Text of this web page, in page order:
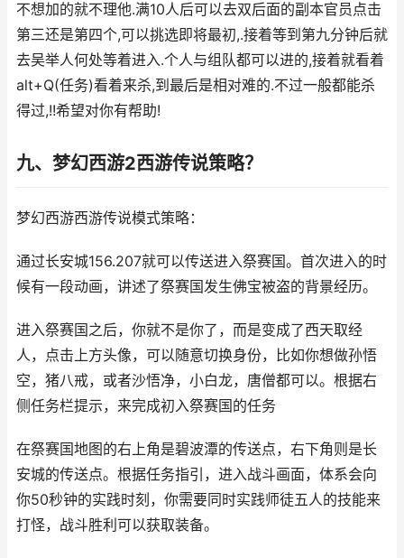
不想加的就不理他.满10人后可以去双后面的副本官员点击
第三还是第四个,可以挑选即将最初,.接着等到第九分钟后就
去吴举人何处等着进入.个人与组队都可以进的,接着就看着
alt+Q(任务)看着来杀,到最后是相对难的.不过一般都能杀
得过,!!希望对你有帮助!
九、梦幻西游2西游传说策略？
梦幻西游西游传说模式策略：
通过长安城156.207就可以传送进入祭赛国。首次进入的时
候有一段动画，讲述了祭赛国发生佛宝被盗的背景经历。
进入祭赛国之后，你就不是你了，而是变成了西天取经
人，点击上方头像，可以随意切换身份，比如你想做孙悟
空，猪八戒，或者沙悟净，小白龙，唐僧都可以。根据右
侧任务栏提示，来完成初入祭赛国的任务
在祭赛国地图的右上角是碧波潭的传送点，右下角则是长
安城的传送点。根据任务指引，进入战斗画面，体系会向
你50秒钟的实践时刻，你需要同时实践师徒五人的技能来
打怪，战斗胜利可以获取装备。